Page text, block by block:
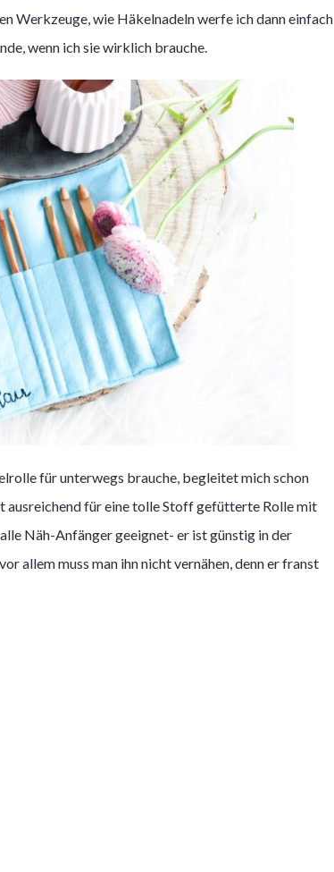
Werkzeuge, wie Häkelnadeln werfe ich dann einfach
wenn ich sie wirklich brauche.
für unterwegs brauche, begleitet mich schon
ausreichend für eine tolle Stoff gefütterte Rolle mit
Näh-Anfänger geeignet- er ist günstig in der
allem muss man ihn nicht vernähen, denn er franst